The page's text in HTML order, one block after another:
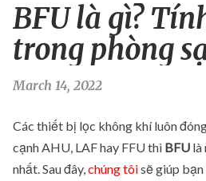
BFU là gì?
trong phòng
March 14, 2022
Các thiết bị lọc không khí luôn
cạnh AHU, LAF hay FFU thì BFU là
nhất. Sau đây,chúng tôisẽ giúp